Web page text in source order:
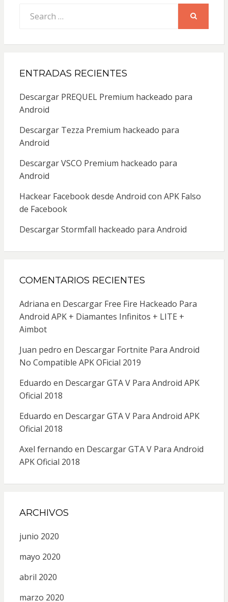
for:
ENTRADAS RECIENTES
Descargar PREQUEL Premium hackeado para
Android
Descargar Tezza Premium hackeado para
Android
Descargar VSCO Premium hackeado para
Android
Hackear Facebook desde Android con APK Falso
de Facebook
Descargar Stormfall hackeado para Android
COMENTARIOS RECIENTES
Adriana en Descargar Free Fire Hackeado Para
Android APK + Diamantes Infinitos + LITE +
Aimbot
Juan pedro en Descargar Fortnite Para Android
No Compatible APK OFicial 2019
Eduardo en Descargar GTA V Para Android APK
Oficial 2018
Eduardo en Descargar GTA V Para Android APK
Oficial 2018
Axel fernando en Descargar GTA V Para Android
APK Oficial 2018
ARCHIVOS
junio 2020
mayo 2020
abril 2020
marzo 2020